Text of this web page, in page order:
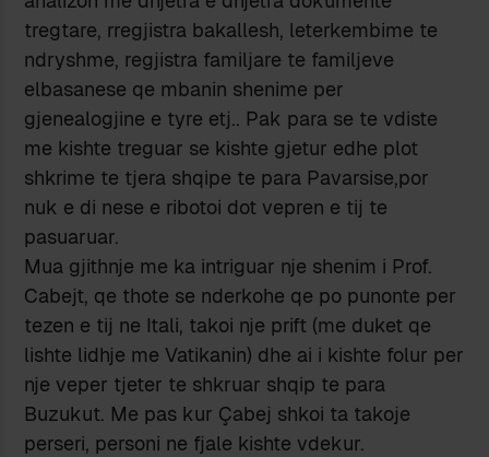
tregtare, rregjistra bakallesh, leterkembime te
ndryshme, regjistra familjare te familjeve
elbasanese qe mbanin shenime per
gjenealogjine e tyre etj.. Pak para se te vdiste
me kishte treguar se kishte gjetur edhe plot
shkrime te tjera shqipe te para Pavarsise,por
nuk e di nese e ribotoi dot vepren e tij te
pasuaruar.
Mua gjithnje me ka intriguar nje shenim i Prof.
Cabejt, qe thote se nderkohe qe po punonte per
tezen e tij ne Itali, takoi nje prift (me duket qe
lishte lidhje me Vatikanin) dhe ai i kishte folur per
nje veper tjeter te shkruar shqip te para
Buzukut. Me pas kur Çabej shkoi ta takoje
perseri, personi ne fjale kishte vdekur.